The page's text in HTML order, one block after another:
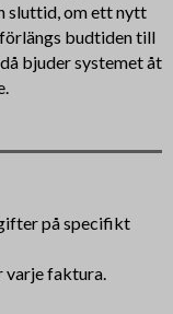
sluttid, om ett nytt
budtiden till
bjuder systemet åt
på specifikt
varje faktura.